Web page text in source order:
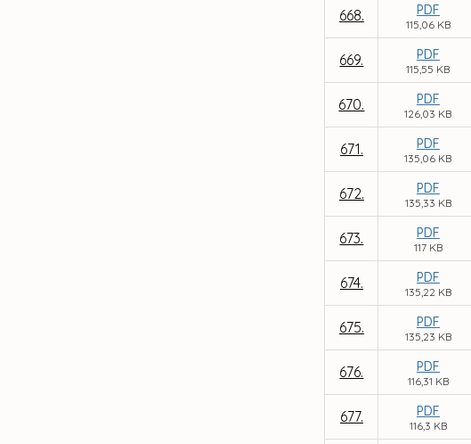
668. PDF
115,06 KB
669. PDF
115,55 KB
670. PDF
126,03 KB
671. PDF
135,06 KB
672. PDF
135,33 KB
673. PDF
117 KB
674. PDF
135,22 KB
675. PDF
135,23 KB
676. PDF
116,31 KB
677. PDF
116,3 KB